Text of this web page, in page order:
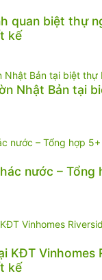
quan biệt thự
kế
Nhật Bản tại
nước –
KĐT Vinhomes
kế